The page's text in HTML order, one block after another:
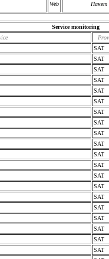
Web Пакет
Service monitoring
SAT
SAT
SAT
SAT
SAT
SAT
SAT
SAT
SAT
SAT
SAT
SAT
SAT
SAT
SAT
SAT
SAT
SAT
SAT
SAT